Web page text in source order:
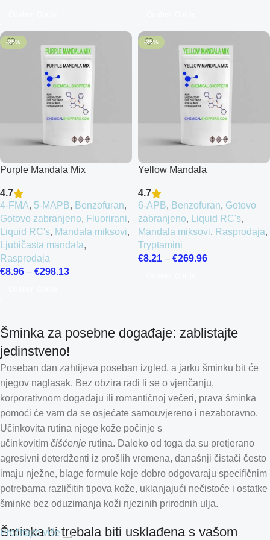
-25%
Purple Mandala Mix
4.7
4-FMA, 5-MAPB, Benzofuran,
Gotovo zabranjeno, Fluorirani,
Liquid RC's, Mandala miksovi,
Ljubičasta mandala,
Rasprodaja
€8.96 – €298.13
-25%
Yellow Mandala
4.7
6-APB, Benzofuran, Gotovo
zabranjeno, Liquid RC's,
Mandala miksovi, Rasprodaja,
Tryptamini
€8.21 – €269.96
Šminka za posebne događaje: zablistajte
jedinstveno!
Poseban dan zahtijeva poseban izgled, a jarku šminku bit će
njegov naglasak. Bez obzira radi li se o vjenčanju,
korporativnom događaju ili romantičnoj večeri, prava šminka
pomoći će vam da se osjećate samouvjereno i nezaboravno.
Učinkovita rutina njege kože počinje s
učinkovitim čišćenje rutina. Daleko od toga da su pretjerano
agresivni deterdženti iz prošlih vremena, današnji čistači često
imaju nježne, blage formule koje dobro odgovaraju specifičnim
potrebama različitih tipova kože, uklanjajući nečistoće i ostatke
šminke bez oduzimanja koži njezinih prirodnih ulja.
Šminka bi trebala biti usklađena s vašom
Pročitajte više Danish
German (Austria)
Turkish
Finnish
Estonian